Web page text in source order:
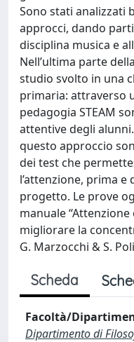
Sono stati analizzati
approcci, dando
disciplina musica e
Nell’ultima parte
studio svolto in una
primaria: attraverso
pedagogia STEAM
attentive degli
questo approccio
dei test che
l’attenzione, prima
progetto. Le prove
manuale
migliorare la
G. Marzocchi & S.
Scheda
Facoltà/
Dipartimento di